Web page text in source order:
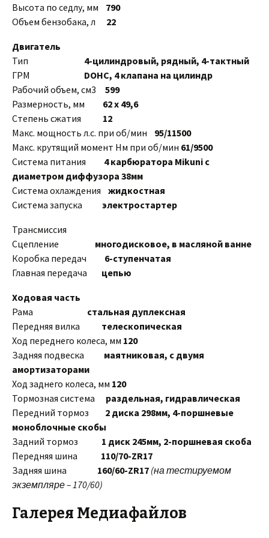
Высота по седлу, мм 790
Объем бензобака, л 22
Двигатель
Тип
4-цилиндровый, рядный, 4-тактный
ГРМ DOHC, 4 клапана на цилиндр
Рабочий объем, см3 599
Размерность, мм 62 x 49,6
Степень сжатия 12
Макс. мощность л.с. при об/мин 95/11500
Макс. крутящий момент Нм при об/мин 61/9500
Система питания 4 карбюратора Mikuni с
диаметром диффузора 38мм
Система охлаждения жидкостная
Система запуска электростартер
Трансмиссия
Сцепление многодисковое, в масляной ванне
Коробка передач 6-ступенчатая
Главная передача цепью
Ходовая часть
Рама стальная дуплексная
Передняя вилка телескопическая
Ход переднего колеса, мм 120
Задняя подвеска маятниковая, с двумя
амортизаторами
Ход заднего колеса, мм 120
Тормозная система раздельная, гидравлическая
Передний тормоз 2 диска 298мм, 4-поршневые
моноблочные скобы
Задний тормоз 1 диск 245мм, 2-поршневая скоба
Передняя шина 110/70-ZR17
Задняя шина 160/60-ZR17 (на тестируемом
экземпляре – 170/60)
Галерея Медиафайлов